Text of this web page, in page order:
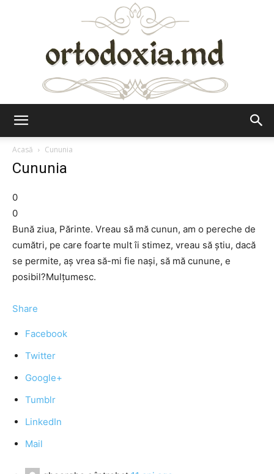
Acasă
Cununia
Cununia
0
0
Bună ziua, Părinte. Vreau să mă cunun, am o pereche de
cumătri, pe care foarte mult îi stimez, vreau să știu, dacă
se permite, aș vrea să-mi fie nași, să mă cunune, e
posibil?Mulțumesc.
Share
Facebook
Twitter
Google+
Tumblr
LinkedIn
Mail